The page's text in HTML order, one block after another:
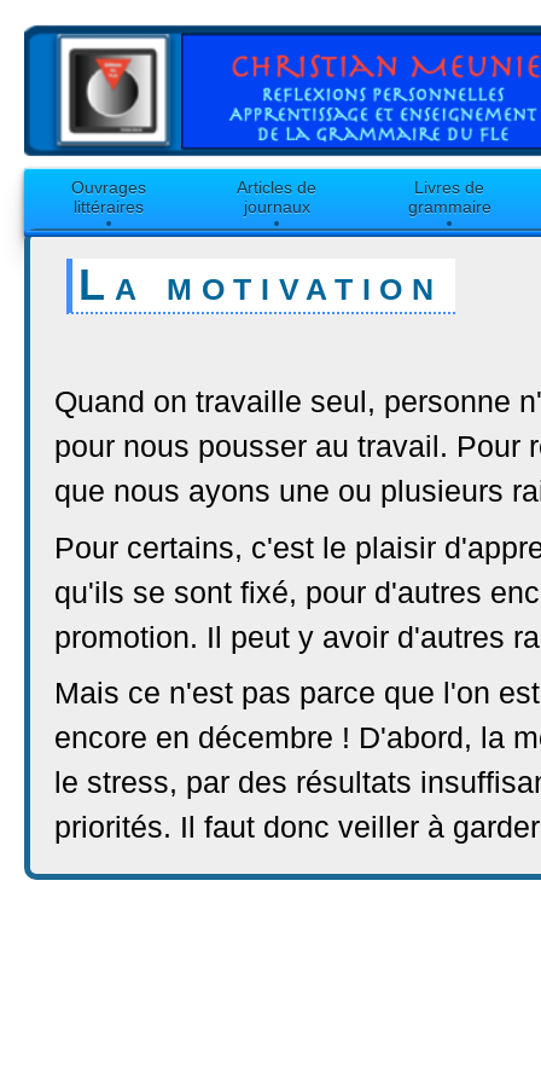
Ouvrages
littéraires
Articles de
journaux
Livres de
grammaire
La motivation
Quand on travaille seul, personne
pour nous pousser au travail. Pour
que nous ayons une ou plusieurs
Pour certains, c'est le plaisir
qu'ils se sont fixé, pour d'autres
promotion. Il peut y avoir d'autres
Mais ce n'est pas parce que l'on
encore en décembre ! D'abord, la
le stress, par des résultats
priorités. Il faut donc veiller à